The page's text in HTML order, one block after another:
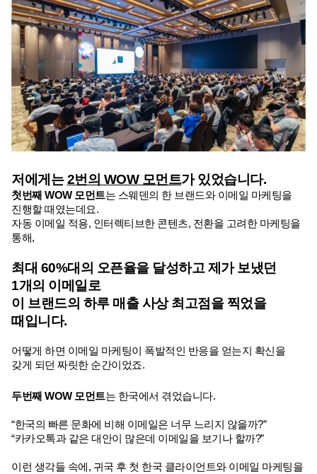
저에게는 2번의 WOW 모먼트가 있었습니다.
첫번째 WOW 모먼트는 스웨덴의 한 브랜드와 이메일 마케팅을
진행할 때였는데요.
자동 이메일 적용, 인터렉티브한 콘텐츠, 전환을 고려한 마케팅을
통해,
최대 60%대의 오픈율을 달성하고 제가 보냈던
1개의 이메일로
이 브랜드의 하루 매출 사상 최고점을 찍었을
때입니다.
어떻게 하면 이메일 마케팅이 폭발적인 반응을 얻는지 확신을
갖게 되던 짜릿한 순간이었죠.
두번째 WOW 모먼트는 한국에서 겪었습니다.
“한국의 빠른 문화에 비해 이메일은 너무 느리지 않을까?”
“카카오톡과 같은 대안이 많은데 이메일을 보기나 할까?”
이런 생각들 속에, 귀국 후 첫 한국 클라이언트와 이메일 마케팅을